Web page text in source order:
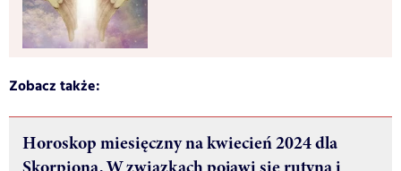
Zobacz także:
Horoskop miesięczny na kwiecień 2024 dla